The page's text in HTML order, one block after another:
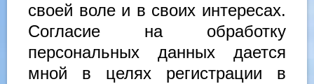
своей воле и в своих интересах.
Согласие на обработку
персональных данных дается
мной в целях регистрации в